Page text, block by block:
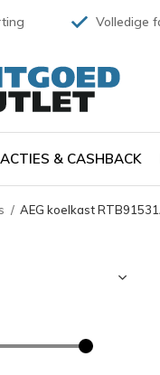
ACTIES & CASHBACK
Volledige
AEG koelkast